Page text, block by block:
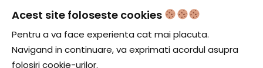
Contact
S.C. ZENCOM MEDIA GROUP SRL
J20/1379/2017
Acest site foloseste cookies
Pentru a va face experienta cat mai placuta.
Navigand in continuare, va exprimati acordul asupra
folosiri cookie-urilor.